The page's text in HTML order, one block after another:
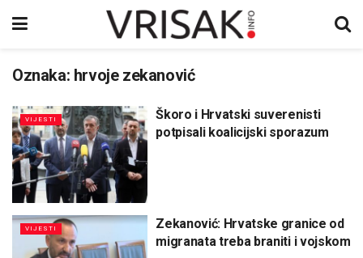
Oznaka: hrvoje zekanović
VIJESTI
Škoro i Hrvatski suverenisti
potpisali koalicijski sporazum
VIJESTI
Zekanović: Hrvatske granice od
migranata treba braniti i vojskom